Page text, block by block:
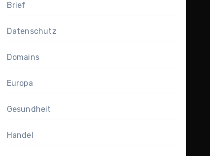
Brief
Datenschutz
Domains
Europa
Gesundheit
Handel